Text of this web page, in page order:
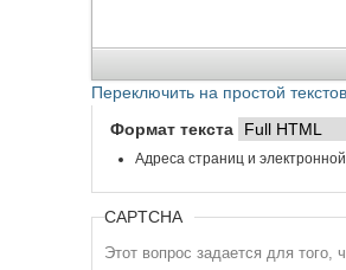
Переключить на простой
Формат текста
Адреса страниц и
CAPTCHA
Этот вопрос задается для